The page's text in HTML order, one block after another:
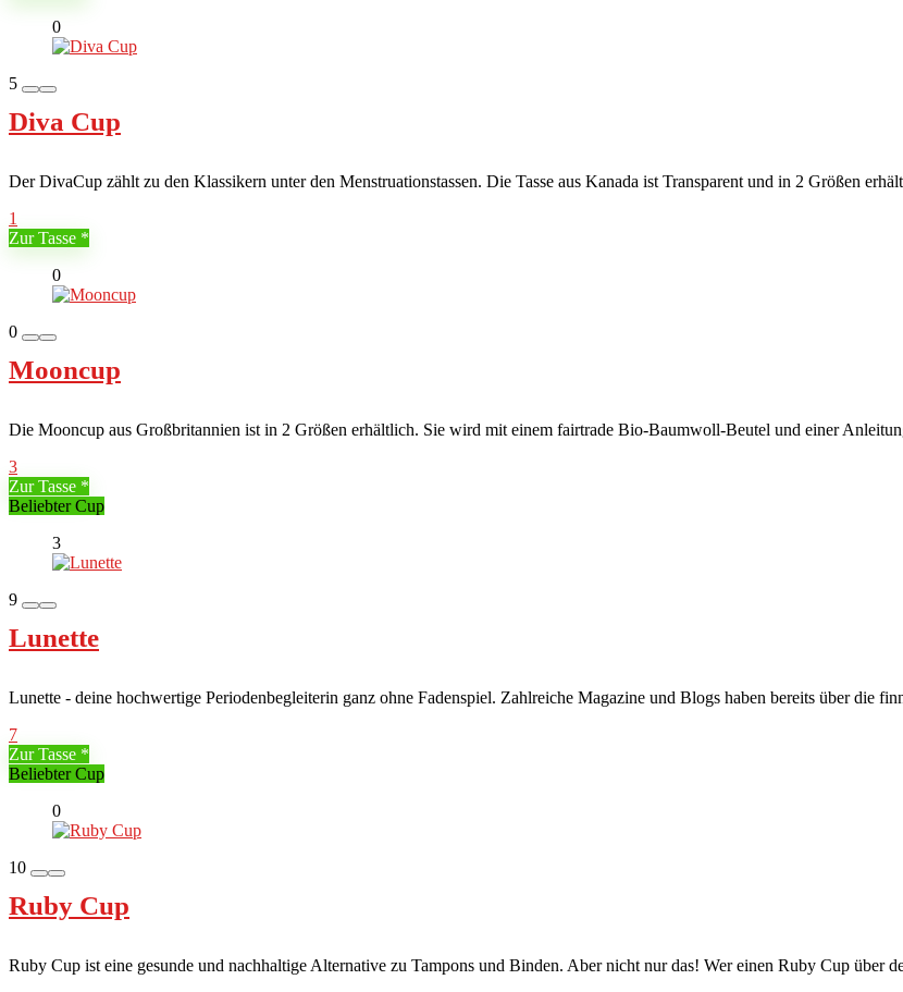
0
5
Diva Cup
Der DivaCup zählt zu den Klassikern unter den Menstruationstassen. Die Tasse aus Kanada ist Transparent und in 2 Größen
1
Zur Tasse
0
0
Mooncup
Die Mooncup aus Großbritannien ist in 2 Größen erhältlich. Sie wird mit einem fairtrade Bio-Baumwoll-Beutel und einer
3
Zur Tasse
Beliebter Cup
3
9
Lunette
Lunette - deine hochwertige Periodenbegleiterin ganz ohne Fadenspiel. Zahlreiche Magazine und Blogs haben bereits über die
7
Zur Tasse
Beliebter Cup
0
10
Ruby Cup
Ruby Cup ist eine gesunde und nachhaltige Alternative zu Tampons und Binden. Aber nicht nur das! Wer einen Ruby Cup über